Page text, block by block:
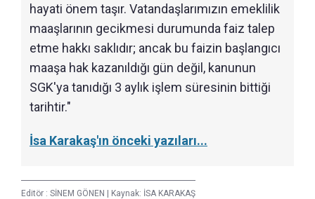
hayati önem taşır. Vatandaşlarımızın emeklilik
maaşlarının gecikmesi durumunda faiz talep
etme hakkı saklıdır; ancak bu faizin başlangıcı
maaşa hak kazanıldığı gün değil, kanunun
SGK'ya tanıdığı 3 aylık işlem süresinin bittiği
tarihtir."
İsa Karakaş'ın önceki yazıları...
Editör : SİNEM GÖNEN | Kaynak: İSA KARAKAŞ